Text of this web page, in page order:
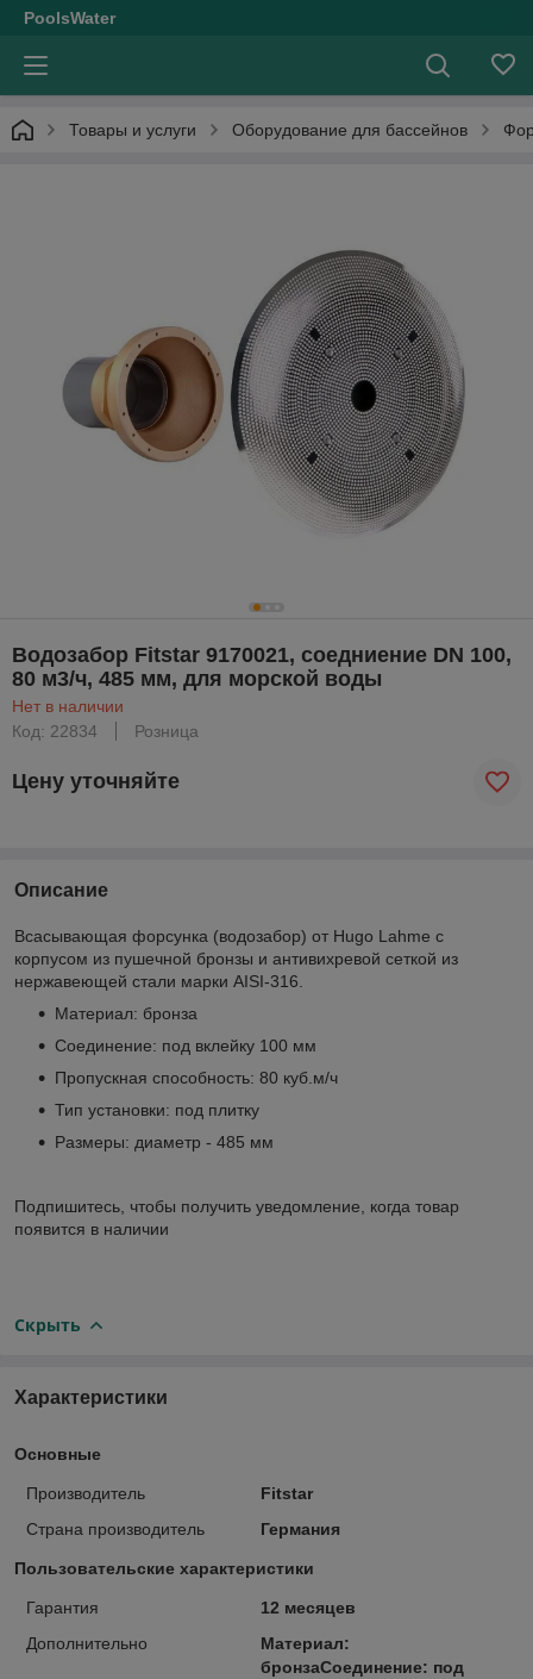
PoolsWater
Товары и услуги Оборудование для бассейнов
Водозабор Fitstar 9170021, соедниение DN 100,
80 м3/ч, 485 мм, для морской воды
Нет в наличии
Код: 22834
Розница
Цену уточняйте
Описание
Всасывающая форсунка (водозабор) от Hugo Lahme с
корпусом из пушечной бронзы и антивихревой сеткой из
нержавеющей стали марки AISI-316.
Материал: бронза
Соединение: под вклейку 100 мм
Пропускная способность: 80 куб.м/ч
Тип установки: под плитку
Размеры: диаметр - 485 мм
Подпишитесь, чтобы получить уведомление, когда товар
появится в наличии
Скрыть
Характеристики
Основные
Производитель
Fitstar
Страна производитель
Германия
Пользовательские характеристики
Гарантия
12 месяцев
Дополнительно
Материал:
бронзаСоединение: под